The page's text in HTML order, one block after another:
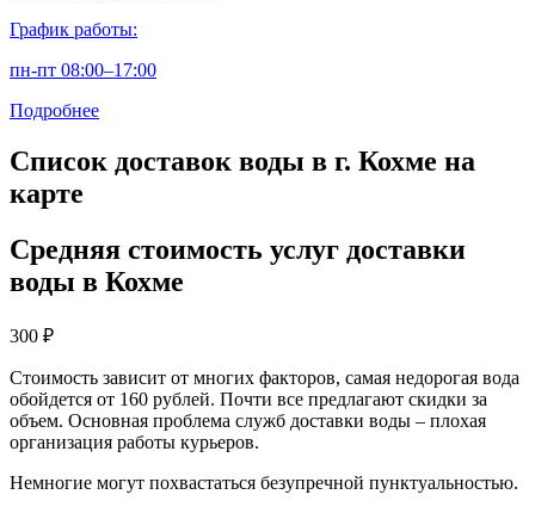
График работы:
пн-пт 08:00–17:00
Подробнее
Список доставок воды в г. Кохме на
карте
Средняя стоимость услуг доставки
воды в Кохме
300 ₽
Стоимость зависит от многих факторов, самая недорогая вода
обойдется от 160 рублей. Почти все предлагают скидки за
объем. Основная проблема служб доставки воды – плохая
организация работы курьеров.
Немногие могут похвастаться безупречной пунктуальностью.